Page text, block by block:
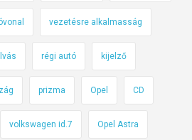
vezetésre alkalmasság
régi autó kijelző
prizma Opel CD
volkswagen id.7 Opel Astra